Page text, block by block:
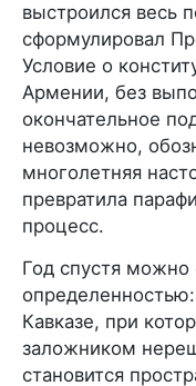
выстроился весь
сформулировал
Условие о
Армении, без
окончательное
невозможно,
многолетняя
превратила
процесс.
Год спустя можно
Кавказе, при
заложником
становится